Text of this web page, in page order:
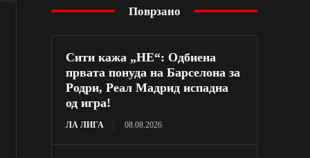
Поврзано
Сити кажа „НЕ“: Одбиена
првата понуда на Барселона за
Родри, Реал Мадрид испадна
од игра!
ЛА ЛИГА 08.08.2026